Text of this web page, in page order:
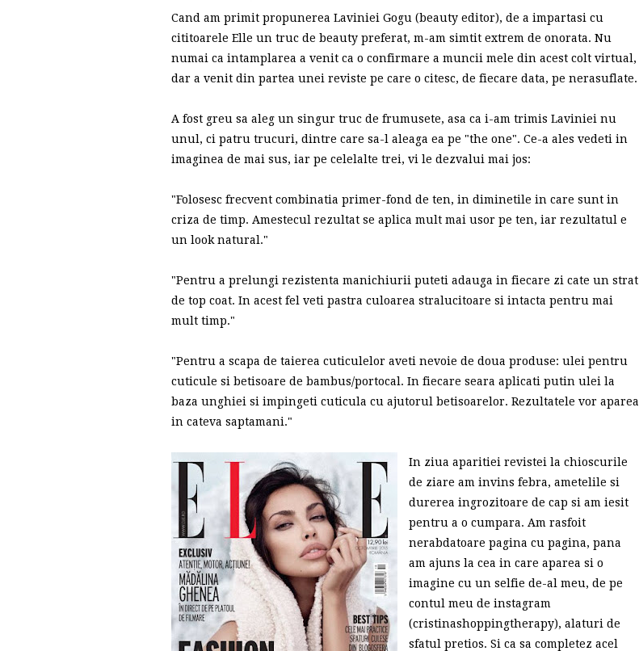
Cand am primit propunerea Laviniei Gogu (beauty editor), de a impartasi cu
cititoarele Elle un truc de beauty preferat, m-am simtit extrem de onorata. Nu
numai ca intamplarea a venit ca o confirmare a muncii mele din acest colt virtual,
dar a venit din partea unei reviste pe care o citesc, de fiecare data, pe nerasuflate.
A fost greu sa aleg un singur truc de frumusete, asa ca i-am trimis Laviniei nu
unul, ci patru trucuri, dintre care sa-l aleaga ea pe "the one". Ce-a ales vedeti in
imaginea de mai sus, iar pe celelalte trei, vi le dezvalui mai jos:
"Folosesc frecvent combinatia primer-fond de ten, in diminetile in care sunt in
criza de timp. Amestecul rezultat se aplica mult mai usor pe ten, iar rezultatul e
un look natural."
"Pentru a prelungi rezistenta manichiurii puteti adauga in fiecare zi cate un strat
de top coat. In acest fel veti pastra culoarea stralucitoare si intacta pentru mai
mult timp."
"Pentru a scapa de taierea cuticulelor aveti nevoie de doua produse: ulei pentru
cuticule si betisoare de bambus/portocal. In fiecare seara aplicati putin ulei la
baza unghiei si impingeti cuticula cu ajutorul betisoarelor. Rezultatele vor aparea
in cateva saptamani."
In ziua aparitiei revistei la chioscurile
de ziare am invins febra, ametelile si
durerea ingrozitoare de cap si am iesit
pentru a o cumpara. Am rasfoit
nerabdatoare pagina cu pagina, pana
am ajuns la cea in care aparea si o
imagine cu un selfie de-al meu, de pe
contul meu de instagram
(cristinashoppingtherapy), alaturi de
sfatul pretios. Si ca sa completez acel